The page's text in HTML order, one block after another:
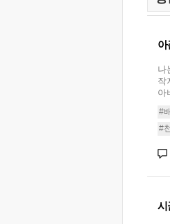
아
나
작
아
#
#
시